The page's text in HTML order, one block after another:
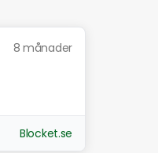
8 månader
Blocket.se